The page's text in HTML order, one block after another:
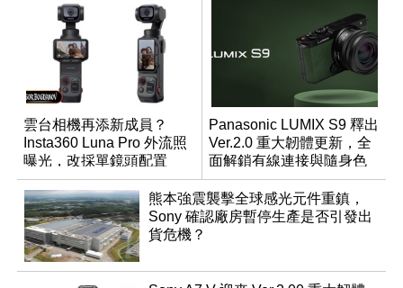
雲台相機再添新成員？
Insta360 Luna Pro 外流照
曝光，改採單鏡頭配置
Panasonic LUMIX S9 釋出
Ver.2.0 重大韌體更新，全
面解鎖有線連接與隨身色
調編輯
熊本強震襲擊全球感光元件重鎮，
Sony 確認廠房暫停生產是否引發出
貨危機？